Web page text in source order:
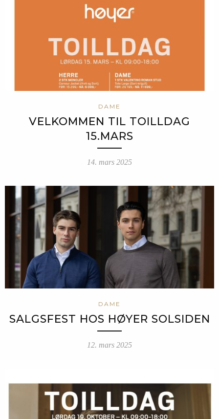
DAME
VELKOMMEN TIL TOILLDAG
15.MARS
14. mars 2025
DAME
SALGSFEST HOS HØYER SOLSIDEN
12. mars 2025